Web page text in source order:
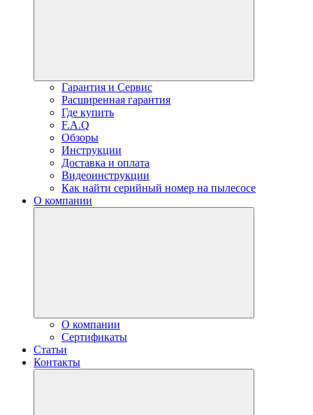
Гарантия и Сервис
Расширенная гарантия
Где купить
F.A.Q
Обзоры
Инструкции
Доставка и оплата
Видеоинструкции
Как найти серийный номер на пылесосе
О компании
О компании
Сертификаты
Статьи
Контакты